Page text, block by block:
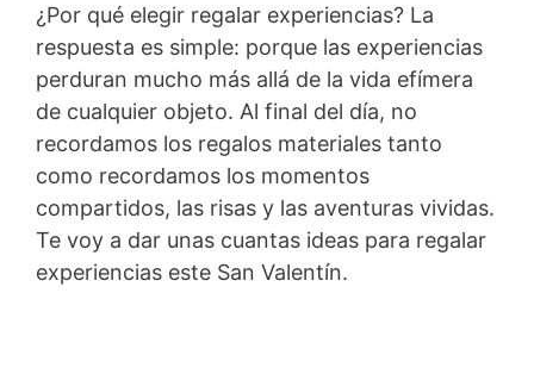
¿Por qué elegir regalar experiencias? La
respuesta es simple: porque las experiencias
perduran mucho más allá de la vida efímera
de cualquier objeto. Al final del día, no
recordamos los regalos materiales tanto
como recordamos los momentos
compartidos, las risas y las aventuras vividas.
Te voy a dar unas cuantas ideas para regalar
experiencias este San Valentín.